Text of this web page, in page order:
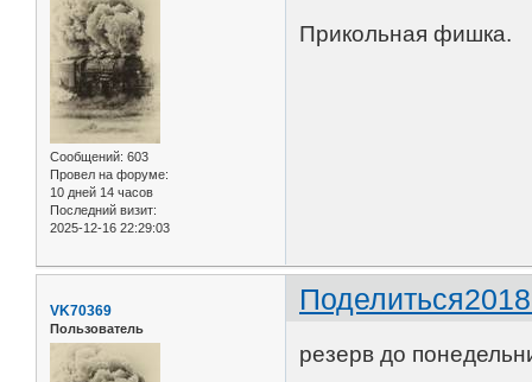
Сообщений: 603
Провел на форуме:
10 дней 14 часов
Последний визит:
2025-12-16 22:29:03
Прикольная фишка.
Поделиться
VK70369
Пользователь
резерв до